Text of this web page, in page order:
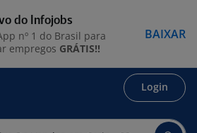
Login
do Infojobs
nº 1 do Brasil para
empregos GRÁTIS!!
BAIXAR